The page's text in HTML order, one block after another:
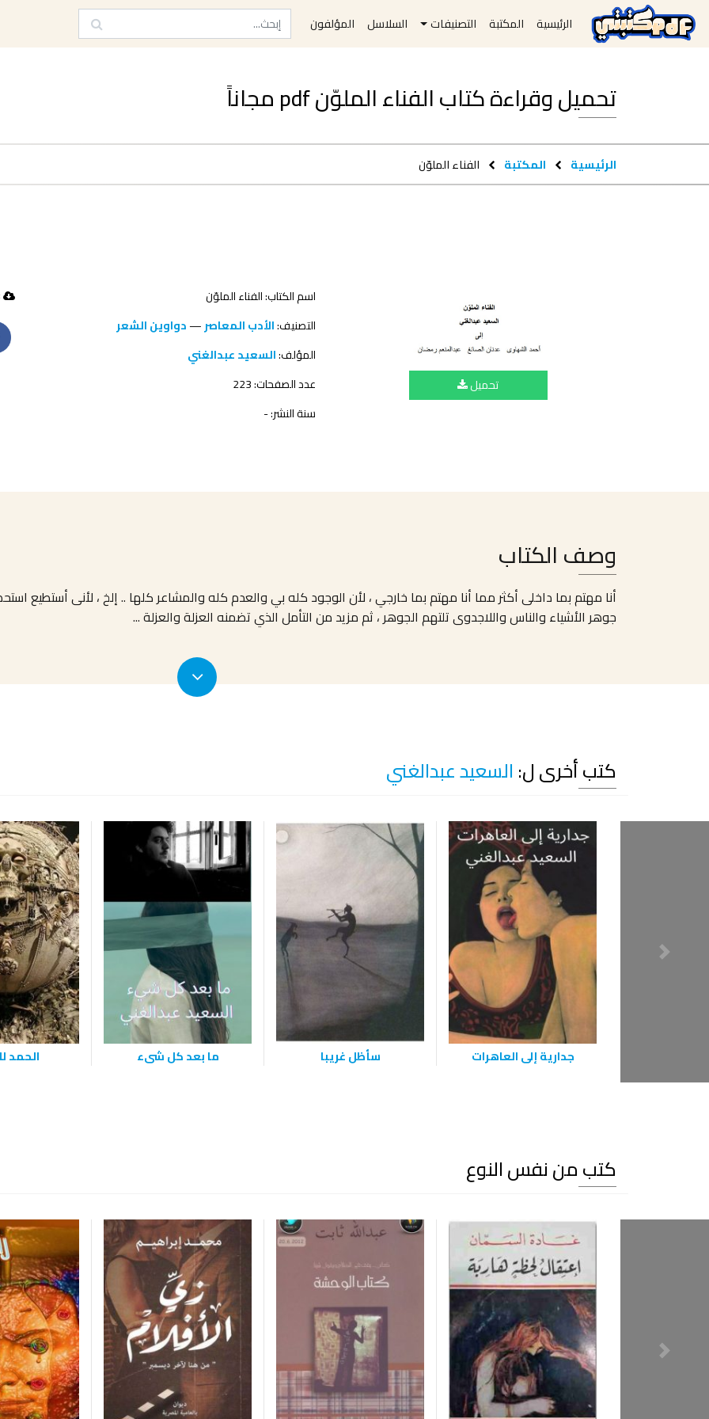
الرئيسية المكتبة التصنيفات السلاسل المؤلفون
تحميل وقراءة كتاب الفناء الملوّن pdf مجاناً
الرئيسية المكتبة الفناء الملوّن
تحميل
اسم الكتاب: الفناء الملوّن
التصنيف:الأدب المعاصر—دواوين الشعر
المؤلف:السعيد عبدالغني
عدد الصفحات: 223
سنة النشر: -
وصف الكتاب
أنا مهتم بما داخلى أكثر مما أنا مهتم بما خارجي ، لأن الوجود كله بي والعدم كله والمشاعر كلها .. إلخ ، لأنى أستطيع
جوهر الأشياء والناس واللاجدوى تلتهم الجوهر ، ثم مزيد من التأمل الذي تضمنه العزلة والعزلة...
كتب أخرى ل: السعيد عبدالغني
جدارية إلى العاهرات سأظل غريبا ما بعد كل شىء الحمد
كتب من نفس النوع